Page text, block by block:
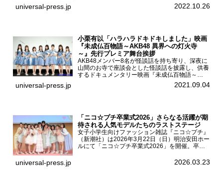
宮山莉渚、中井友望、監督の中川駿が登壇。映画
universal-press.jp 2022.10.26
小栗有以「ハラハラドキドキしました」映画
『未成仏百物語～AKB48 異界への灯火寺
～』先行プレミア舞台挨拶
AKB48メンバー8名が怪談話を持ち寄り、深夜に
山間のお寺で座談会とした怪談話を披露し、供養
するドキュメンタリー映画『未成仏百物語～
AKB48異界への灯火寺～』の先行プレミア舞台
挨拶が東京・ユナイテッド・シネマ豊洲で開催さ
universal-press.jp 2021.09.04
「ニコ☆プチ卒業式2026」さらなる活躍が期
待される人気モデルたちのラストステージ
女子小学生向けファッション雑誌『ニコ☆プチ』
（新潮社）は2026年3月22日（日）明治安田ホー
ルにて「ニコ☆プチ卒業式2026」を開催。卒業
ん、末永ひなた、高梨琴乃、土井ありさ、藤田蒼
universal-press.jp 2026.03.23